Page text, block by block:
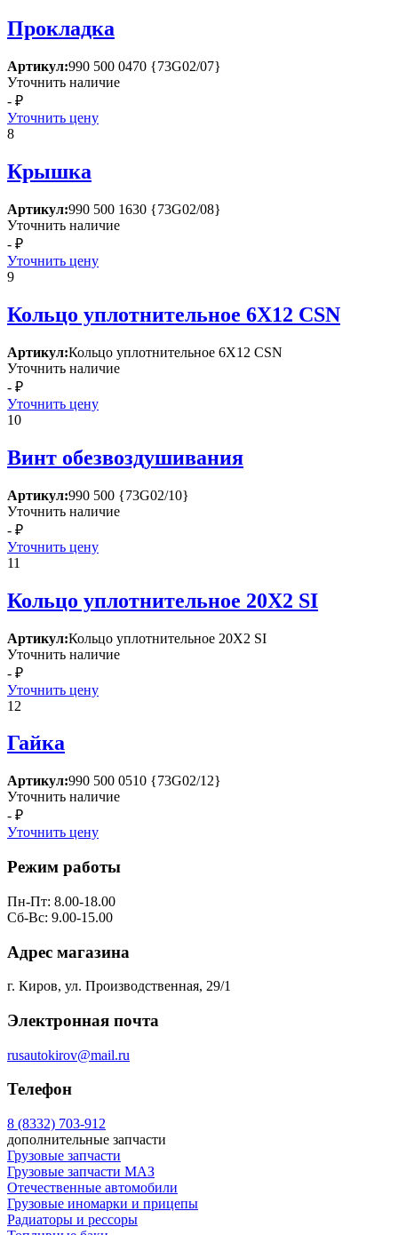
Прокладка
Артикул:990 500 0470 {73G02/07}
Уточнить наличие
- ₽
Уточнить цену
8
Крышка
Артикул:990 500 1630 {73G02/08}
Уточнить наличие
- ₽
Уточнить цену
9
Кольцо уплотнительное 6Х12 СSN
Артикул:Кольцо уплотнительное 6Х12 СSN
Уточнить наличие
- ₽
Уточнить цену
10
Винт обезвоздушивания
Артикул:990 500 {73G02/10}
Уточнить наличие
- ₽
Уточнить цену
11
Кольцо уплотнительное 20Х2 SI
Артикул:Кольцо уплотнительное 20Х2 SI
Уточнить наличие
- ₽
Уточнить цену
12
Гайка
Артикул:990 500 0510 {73G02/12}
Уточнить наличие
- ₽
Уточнить цену
Режим работы
Пн-Пт: 8.00-18.00
Сб-Вс: 9.00-15.00
Адрес магазина
г. Киров, ул. Производственная, 29/1
Электронная почта
rusautokirov@mail.ru
Телефон
8 (8332) 703-912
дополнительные запчасти
Грузовые запчасти
Грузовые запчасти МАЗ
Отечественные автомобили
Грузовые иномарки и прицепы
Радиаторы и рессоры